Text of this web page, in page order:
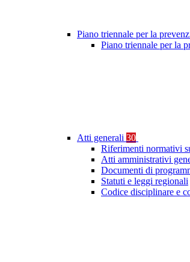
Piano triennale per la
Piano triennale per la
Atti generali 30
Riferimenti normativi
Atti amministrativi
Documenti di
Statuti e leggi regionali
Codice disciplinare e